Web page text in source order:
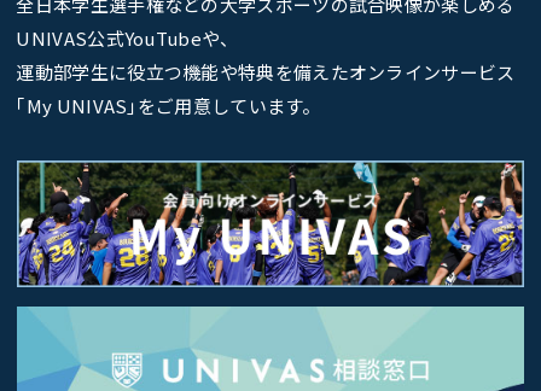
UNIVAS公式YouTubeや、
運動部学生に役立つ機能や特典を備えたオンラインサービス
｢My UNIVAS｣をご用意しています。